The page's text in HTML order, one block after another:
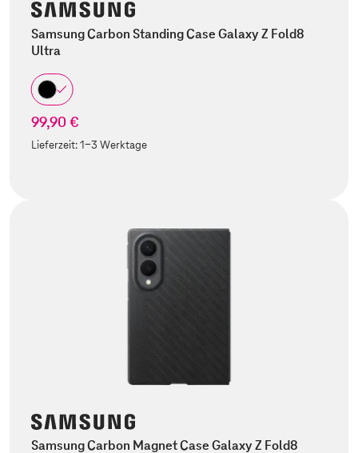
Samsung Carbon Standing Case Galaxy Z Fold8
Ultra
99,90 €
Lieferzeit:1-3 Werktage
Samsung Carbon Magnet Case Galaxy Z Fold8